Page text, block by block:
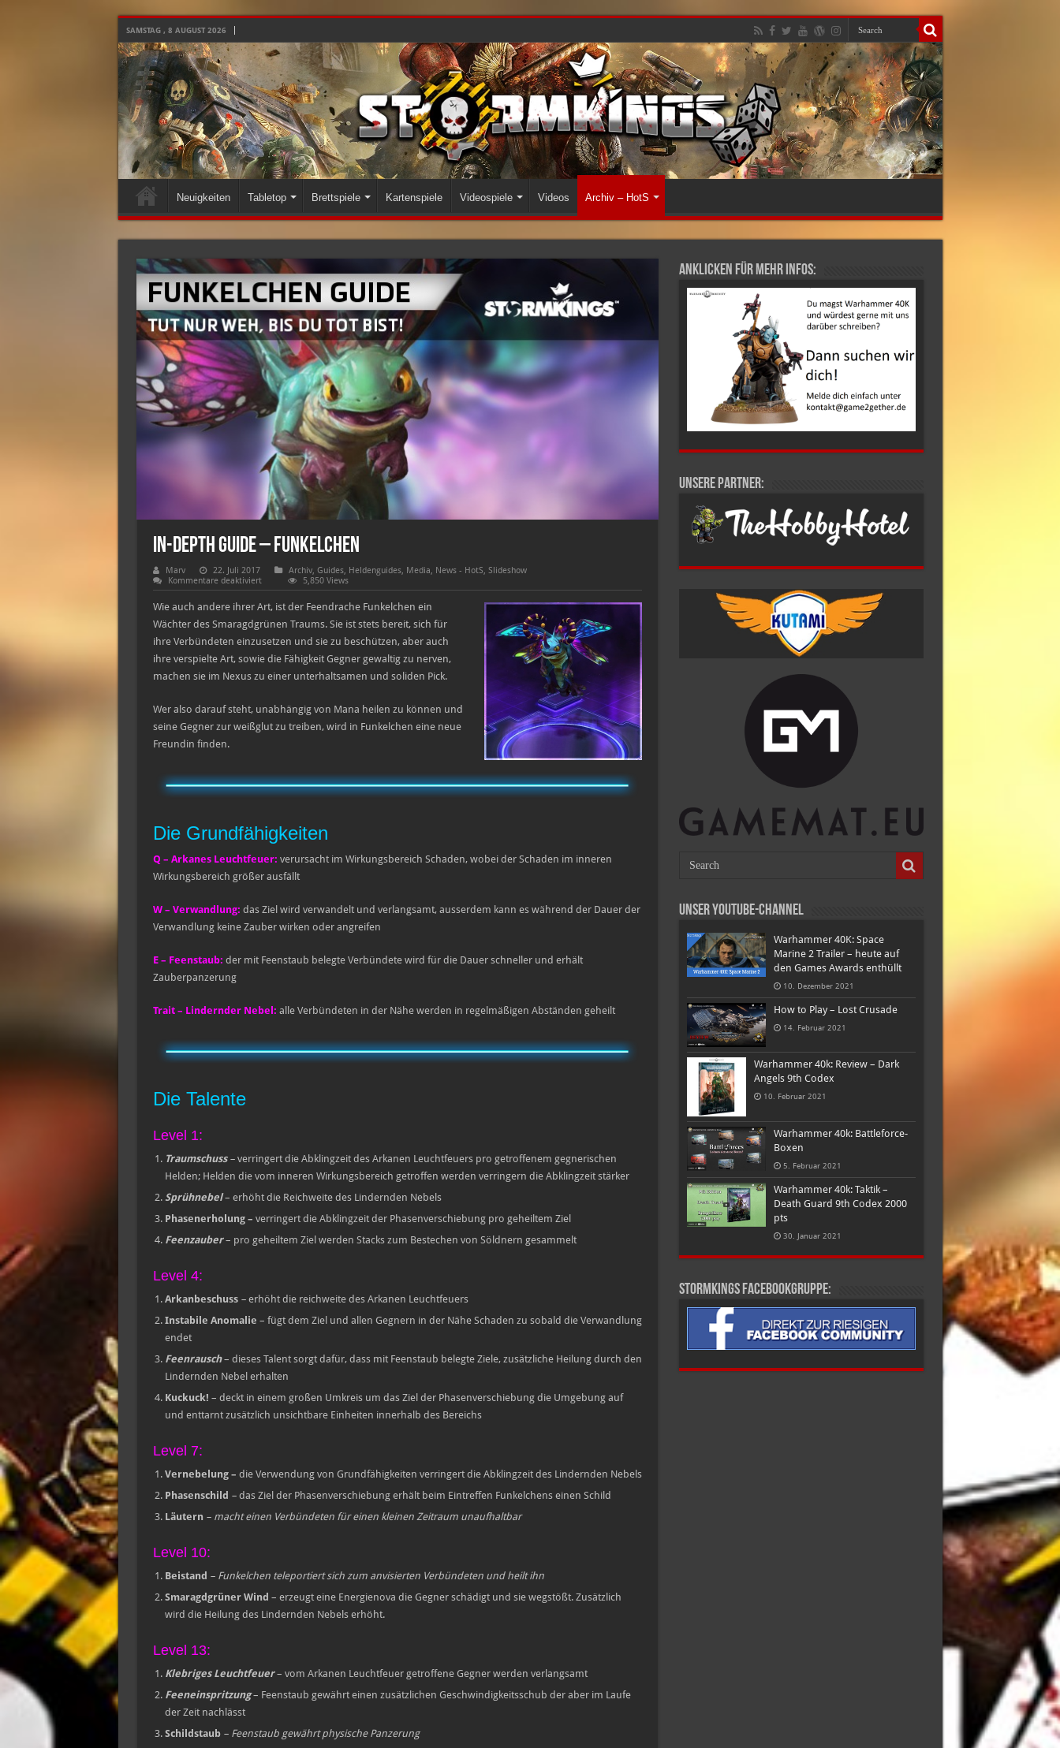
SAMSTAG , 8 AUGUST 2026
Neuigkeiten Tabletop Brettspiele Kartenspiele Videospiele Videos Archiv – HotS
In-Depth Guide – Funkelchen
Marv 22. Juli 2017 Archiv, Guides, Heldenguides, Media, News - HotS, Slideshow
Kommentare deaktiviertfür
In-
Guide
–
5,850 Views
Wie auch andere ihrer Art, ist der Feendrache Funkelchen ein
Wächter des Smaragdgrünen Traums. Sie ist stets bereit, sich für
ihre Verbündeten einzusetzen und sie zu beschützen, aber auch
ihre verspielte Art, sowie die Fähigkeit Gegner gewaltig zu nerven,
machen sie im Nexus zu einer unterhaltsamen und soliden Pick.
Wer also darauf steht, unabhängig von Mana heilen zu können und
seine Gegner zur weißglut zu treiben, wird in Funkelchen eine neue
Freundin finden.
Die Grundfähigkeiten
Q – Arkanes Leuchtfeuer: verursacht im Wirkungsbereich Schaden, wobei der Schaden im inneren
Wirkungsbereich größer ausfällt
W – Verwandlung: das Ziel wird verwandelt und verlangsamt, ausserdem kann es während der Dauer der
Verwandlung keine Zauber wirken oder angreifen
E – Feenstaub: der mit Feenstaub belegte Verbündete wird für die Dauer schneller und erhält
Zauberpanzerung
Trait – Lindernder Nebel: alle Verbündeten in der Nähe werden in regelmäßigen Abständen geheilt
Die Talente
Level 1:
Traumschuss –verringert die Abklingzeit des Arkanen Leuchtfeuers pro getroffenem gegnerischen
Helden; Helden die vom inneren Wirkungsbereich getroffen werden verringern die Abklingzeit stärker
Sprühnebel– erhöht die Reichweite des Lindernden Nebels
Phasenerholung– verringert die Abklingzeit der Phasenverschiebung pro geheiltem Ziel
Feenzauber– pro geheiltem Ziel werden Stacks zum Bestechen von Söldnern gesammelt
Level 4:
Arkanbeschuss –erhöht die reichweite des Arkanen Leuchtfeuers
Instabile Anomalie – fügt dem Ziel und allen Gegnern in der Nähe Schaden zu sobald die Verwandlung
endet
Feenrausch– dieses Talent sorgt dafür, dass mit Feenstaub belegte Ziele, zusätzliche Heilung durch den
Lindernden Nebel erhalten
Kuckuck! – deckt in einem großen Umkreis um das Ziel der Phasenverschiebung die Umgebung auf
und enttarnt zusätzlich unsichtbare Einheiten innerhalb des Bereichs
Level 7:
Vernebelung– die Verwendung von Grundfähigkeiten verringert die Abklingzeit des Lindernden Nebels
Phasenschild – das Ziel der Phasenverschiebung erhält beim Eintreffen Funkelchens einen Schild
Läutern– macht einen Verbündeten für einen kleinen Zeitraum unaufhaltbar
Level 10:
Beistand – Funkelchen teleportiert sich zum anvisierten Verbündeten und heilt ihn
Smaragdgrüner Wind – erzeugt eine Energienova die Gegner schädigt und sie wegstößt. Zusätzlich
wird die Heilung des Lindernden Nebels erhöht.
Level 13:
Klebriges Leuchtfeuer– vom Arkanen Leuchtfeuer getroffene Gegner werden verlangsamt
Feeneinspritzung– Feenstaub gewährt einen zusätzlichen Geschwindigkeitsschub der aber im Laufe
der Zeit nachlässt
Schildstaub– Feenstaub gewährt physische Panzerung
Anklicken für mehr Infos:
Unsere Partner:
Unser Youtube-Channel
Warhammer 40K: Space
Marine 2 Trailer – heute auf
den Games Awards enthüllt
10. Dezember 2021
How to Play – Lost Crusade
14. Februar 2021
Warhammer 40k: Review – Dark
Angels 9th Codex
10. Februar 2021
Warhammer 40k: Battleforce-
Boxen
5. Februar 2021
Warhammer 40k: Taktik –
Death Guard 9th Codex 2000
pts
30. Januar 2021
Stormkings Facebookgruppe: